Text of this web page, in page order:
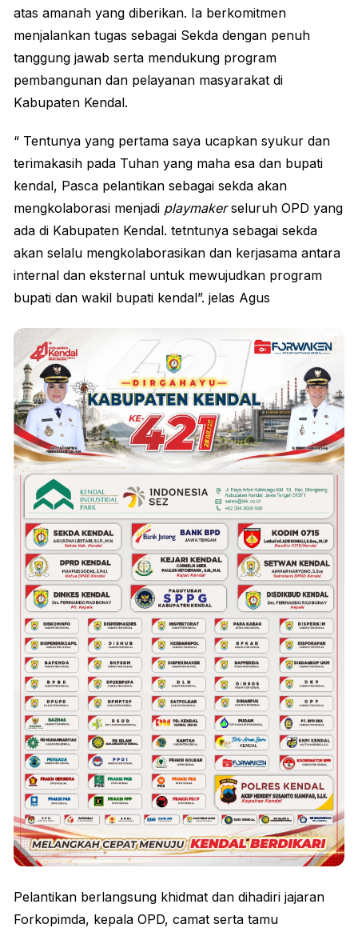
atas amanah yang diberikan. Ia berkomitmen
menjalankan tugas sebagai Sekda dengan penuh
tanggung jawab serta mendukung program
pembangunan dan pelayanan masyarakat di
Kabupaten Kendal.
“ Tentunya yang pertama saya ucapkan syukur dan
terimakasih pada Tuhan yang maha esa dan bupati
kendal, Pasca pelantikan sebagai sekda akan
mengkolaborasi menjadi playmakerseluruh OPD yang
ada di Kabupaten Kendal. tetntunya sebagai sekda
akan selalu mengkolaborasikan dan kerjasama antara
internal dan eksternal untuk mewujudkan program
bupati dan wakil bupati kendal”. jelas Agus
Pelantikan berlangsung khidmat dan dihadiri jajaran
Forkopimda, kepala OPD, camat serta tamu